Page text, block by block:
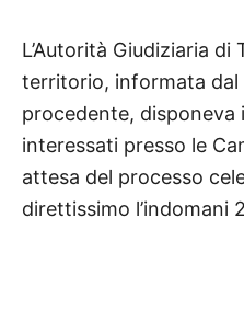
L’Autorità Giudiziaria
territorio, informata dal
procedente,
interessati presso le
attesa del processo
direttissimo l’indomani